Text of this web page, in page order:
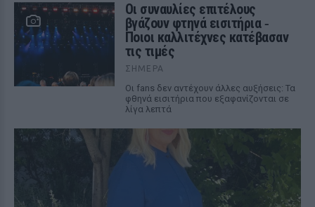
Οι συναυλίες επιτέλους
βγάζουν φτηνά εισιτήρια ‑
Ποιοι καλλιτέχνες κατέβασαν
τις τιμές
ΣΉΜΕΡΑ
Οι fans δεν αντέχουν άλλες αυξήσεις: Τα
φθηνά εισιτήρια που εξαφανίζονται σε
λίγα λεπτά